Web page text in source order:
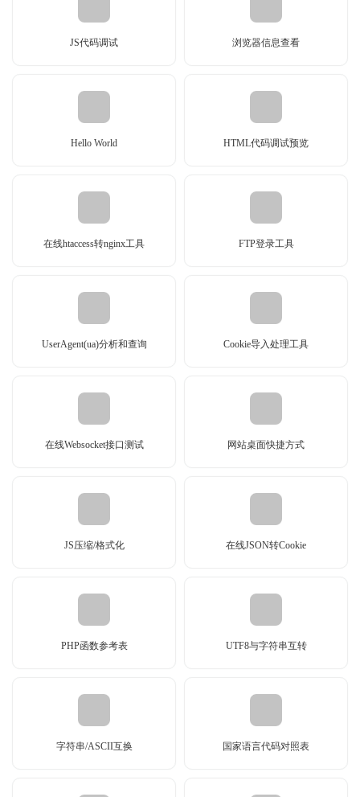
JS代码调试 浏览器信息查看
Hello World HTML代码调试预览
在线htaccess转nginx工具 FTP登录工具
UserAgent(ua)分析和查询 Cookie导入处理工具
在线Websocket接口测试 网站桌面快捷方式
JS压缩/格式化 在线JSON转Cookie
PHP函数参考表 UTF8与字符串互转
字符串/ASCII互换 国家语言代码对照表